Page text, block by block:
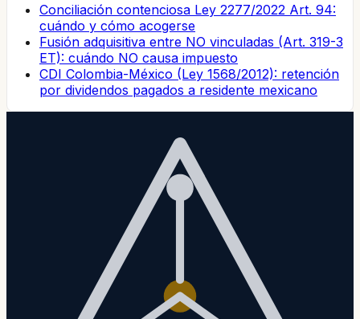
Conciliación contenciosa Ley 2277/2022 Art. 94:
cuándo y cómo acogerse
Fusión adquisitiva entre NO vinculadas (Art. 319-3
ET): cuándo NO causa impuesto
CDI Colombia-México (Ley 1568/2012): retención
por dividendos pagados a residente mexicano